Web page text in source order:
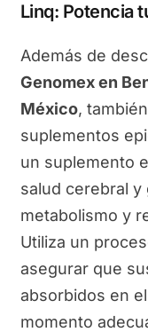
Linq: Potencia
Además de
Genomex en
México,
suplementos
un suplemento
salud cerebral
metabolismo y
Utiliza un
asegurar que
absorbidos en
momento